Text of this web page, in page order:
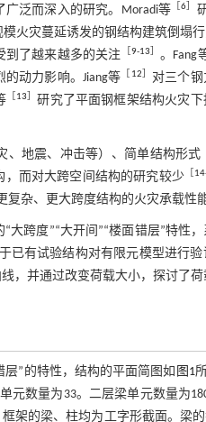
泛而深入的研究。Moradi等［6
火灾蔓延诱发的钢结构建筑倒塌行
到了越来越多的关注
9-13 。Fang
动力影响。Jiang等
12
对三个
［ 13 ］研究了平面钢框架结构火灾
地震、冲击等）、简单结构形
而对大跨空间结构的研究较少［ 14
杂、更大跨度结构的火灾承载性
跨度”“大开间”“楼面错层”特性
已有试验结构对有限元模型进行
，并通过改变荷载大小，探讨了
”的特性，结构的平面简图如 图1
元数量为33。二层梁单元数量为
架的梁、柱均为工字形截面。梁